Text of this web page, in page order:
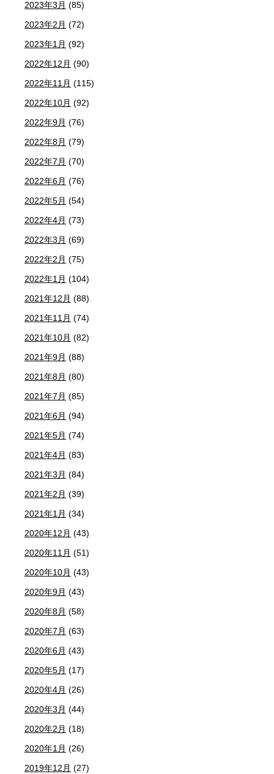
2023年3月 (85)
2023年2月 (72)
2023年1月 (92)
2022年12月 (90)
2022年11月 (115)
2022年10月 (92)
2022年9月 (76)
2022年8月 (79)
2022年7月 (70)
2022年6月 (76)
2022年5月 (54)
2022年4月 (73)
2022年3月 (69)
2022年2月 (75)
2022年1月 (104)
2021年12月 (88)
2021年11月 (74)
2021年10月 (82)
2021年9月 (88)
2021年8月 (80)
2021年7月 (85)
2021年6月 (94)
2021年5月 (74)
2021年4月 (83)
2021年3月 (84)
2021年2月 (39)
2021年1月 (34)
2020年12月 (43)
2020年11月 (51)
2020年10月 (43)
2020年9月 (43)
2020年8月 (58)
2020年7月 (63)
2020年6月 (43)
2020年5月 (17)
2020年4月 (26)
2020年3月 (44)
2020年2月 (18)
2020年1月 (26)
2019年12月 (27)